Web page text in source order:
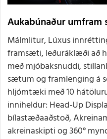
Aukabúnaður umfram
Málmlitur, Lúxus
framsæti, leðuráklæði að
með mjóbaksnuddi,
sætum og framlenging á
hljómtæki með 10
inniheldur: Head-Up
bílastæðaaðstoð,
akreinaskipti og 360°